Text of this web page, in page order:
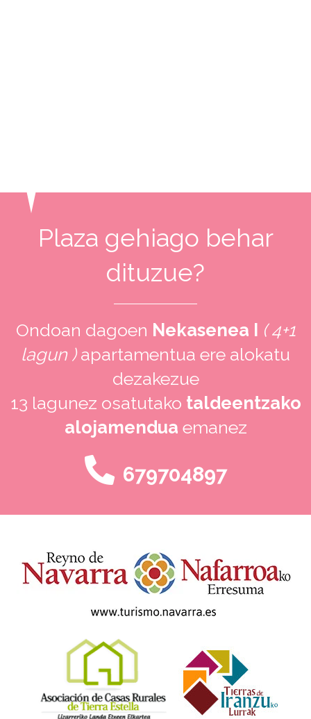
Plaza gehiago behar
dituzue?
Ondoan dagoen Nekasenea I ( 4+1
lagun )apartamentua ere alokatu
dezakezue
13 lagunez osatutako taldeentzako
alojamendua emanez
679704897